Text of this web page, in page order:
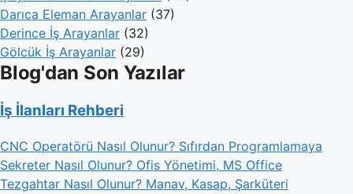
Darıca Eleman Arayanlar (37)
Derince İş Arayanlar (32)
Gölcük İş Arayanlar (29)
Blog'dan Son Yazılar
İş İlanları Rehberi
CNC Operatörü Nasıl Olunur? Sıfırdan Programlamaya
Sekreter Nasıl Olunur? Ofis Yönetimi, MS Office
Tezgahtar Nasıl Olunur? Manav, Kasap, Şarküteri